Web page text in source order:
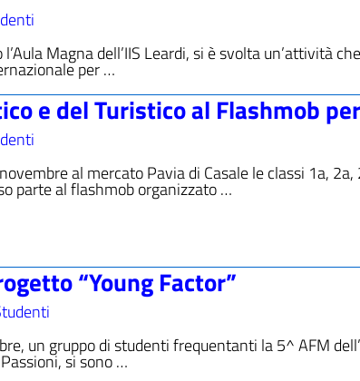
Magna dell’IIS Leardi, si è svolta un’attività
per …
e del Turistico al Flashmob
al mercato Pavia di Casale le classi 1a,
parte al flashmob organizzato …
“Young Factor”
un gruppo di studenti frequentanti la 5^ AFM
si sono …